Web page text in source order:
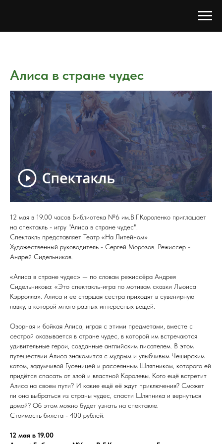
Алиса в стране чудес
12 мая в 19.00 часов Библиотека №6 им.В.Г.Короленко приглашает
на спектакль - игру "Алиса в стране чудес".
Спектакль представляет Театр «На Литейном»
Художественный руководитель - Сергей Морозов. Режиссер -
Андрей Сидельников.
«Алиса в стране чудес» — по словам режиссёра Андрея
Сидельникова: «Это спектакль-игра по мотивам сказки Льюиса
Кэрролла». Алиса и ее старшая сестра приходят в сувенирную
лавку, в которой много разных интересных вещей.
Озорная и бойкая Алиса, играя с этими предметами, вместе с
сестрой оказывается в стране чудес, в которой им встречаются
удивительные герои, созданные английским писателем. В этом
путешествии Алиса знакомится с мудрым и улыбчивым Чеширским
котом, задумчивой Гусеницей и рассеянным Шляпником, которого ей
придётся спасать от злой и властной Королевы. Кого ещё встретит
Алиса на своем пути? И какие ещё её ждут приключения? Сможет
ли она выбраться из страны чудес, спасти Шляпника и вернуться
домой? Об этом можно будет узнать на спектакле.
Стоимость билета - 400 рублей.
12 мая в 19.00